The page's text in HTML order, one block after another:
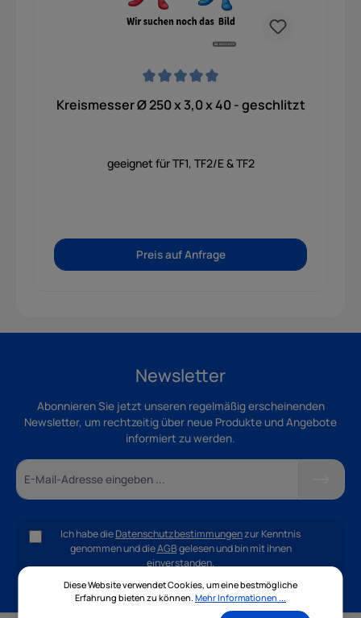
Kreismesser Ø 250 x 3,0 x 40 - geschlitzt
geeignet für TF1, TF2/E & TF2
Preis auf Anfrage
Newsletter
Abonnieren Sie jetzt unseren regelmäßig erscheinenden
Newsletter, um rechtzeitig über neue Produkte und Angebote
informiert zu werden.
Ich habe dieDatenschutzbestimmungenzur Kenntnis
genommen und dieAGBgelesen und bin mit ihnen
einverstanden.
Diese Website verwendet Cookies, um eine bestmögliche
Erfahrung bieten zu können. Mehr Informationen ...